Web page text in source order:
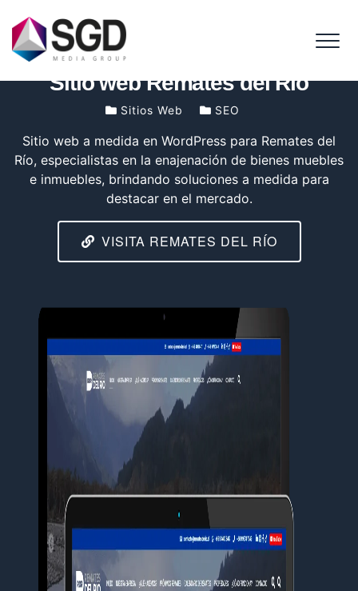
InicioPortafolio Sitios Web Sitio web Remates del Río
Sitio web Remates del Río
Sitios Web SEO
Sitio web a medida en WordPress para Remates del
Río, especialistas en la enajenación de bienes muebles
e inmuebles, brindando soluciones a medida para
destacar en el mercado.
VISITA REMATES DEL RÍO